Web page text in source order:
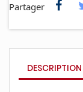
Partager
DESCRIPTION